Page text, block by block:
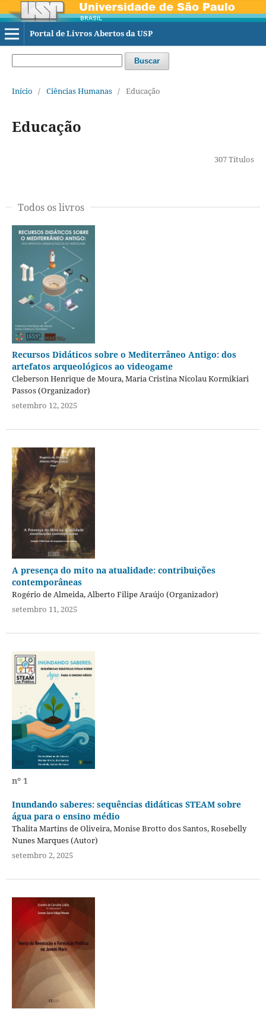
Portal de Livros Abertos da USP
Buscar
Início / Ciências Humanas / Educação
Educação
307 Títulos
Todos os livros
Recursos Didáticos sobre o Mediterrâneo Antigo: dos
artefatos arqueológicos ao videogame
Cleberson Henrique de Moura, Maria Cristina Nicolau Kormikiari
Passos (Organizador)
setembro 12, 2025
A presença do mito na atualidade: contribuições
contemporâneas
Rogério de Almeida, Alberto Filipe Araújo (Organizador)
setembro 11, 2025
nº 1
Inundando saberes: sequências didáticas STEAM sobre
água para o ensino médio
Thalita Martins de Oliveira, Monise Brotto dos Santos, Rosebelly
Nunes Marques (Autor)
setembro 2, 2025